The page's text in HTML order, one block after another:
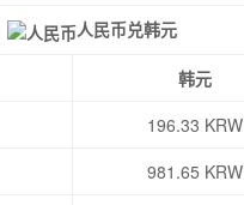
人民币兑韩元
韩元
196.33 KRW
981.65 KRW